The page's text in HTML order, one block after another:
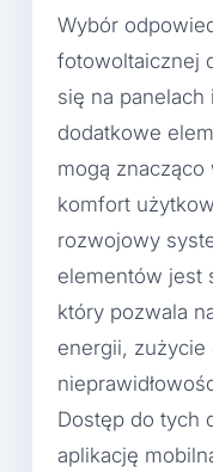
Wybór
fotowoltaicznej
się na
dodatkowe
mogą znacząco
komfort
rozwojowy
elementów jest
który pozwala
energii,
Dostęp do tych
aplikację